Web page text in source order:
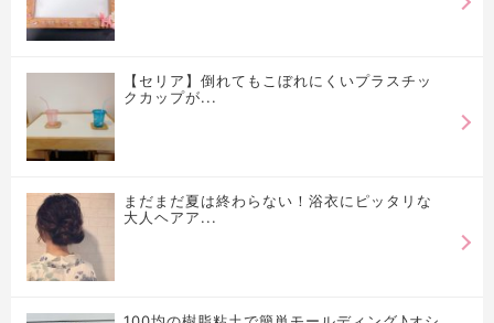
【セリア】倒れてもこぼれにくいプラスチッ
クカップが...
まだまだ夏は終わらない！浴衣にピッタリな
大人ヘアア...